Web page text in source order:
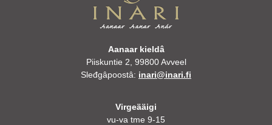
Aanaar kieldâ
Piiskuntie 2, 99800 Avveel
Sleđgâpoostâ: inari@inari.fi
Virgeääigi
vu-va tme 9-15